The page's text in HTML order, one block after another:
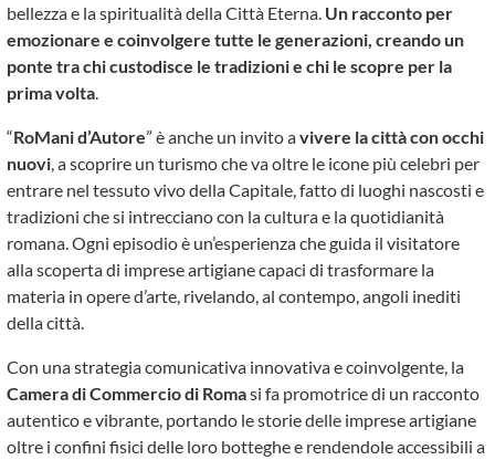
bellezza e la spiritualità della Città Eterna. Un racconto per
emozionare e coinvolgere tutte le generazioni, creando un
ponte tra chi custodisce le tradizioni e chi le scopre per la
prima volta
“RoMani d’Autore” è anche un invito avivere la città con occhi
nuovi , a scoprire un turismo che va oltre le icone più celebri per
entrare nel tessuto vivo della Capitale, fatto di luoghi nascosti e
tradizioni che si intrecciano con la cultura e la quotidianità
romana. Ogni episodio è un’esperienza che guida il visitatore
alla scoperta di imprese artigiane capaci di trasformare la
materia in opere d’arte, rivelando, al contempo, angoli inediti
della città.
Con una strategia comunicativa innovativa e coinvolgente, la
Camera di Commercio di Romasi fa promotrice di un racconto
autentico e vibrante, portando le storie delle imprese artigiane
oltre i confini fisici delle loro botteghe e rendendole accessibili a